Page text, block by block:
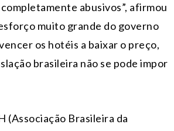
abusivos”, afirmou
muito grande do governo
os hotéis a baixar o preço,
brasileira não se pode impor
(Associação Brasileira da